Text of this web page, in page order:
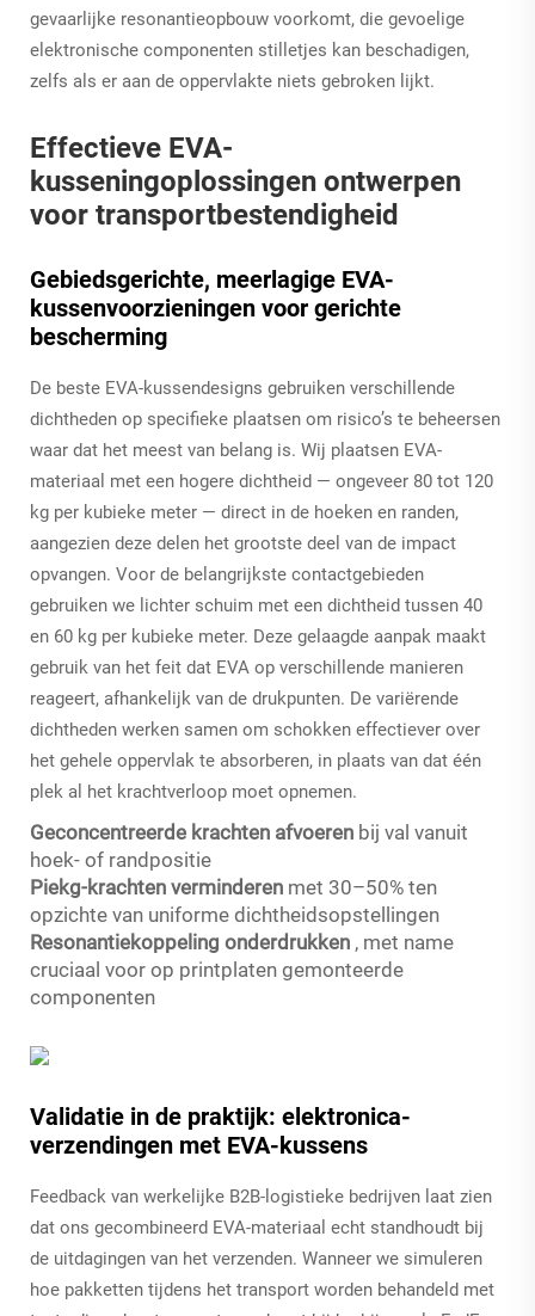
gevaarlijke resonantieopbouw voorkomt, die gevoelige
elektronische componenten stilletjes kan beschadigen,
zelfs als er aan de oppervlakte niets gebroken lijkt.
Effectieve EVA-
kusseningoplossingen ontwerpen
voor transportbestendigheid
Gebiedsgerichte, meerlagige EVA-
kussenvoorzieningen voor gerichte
bescherming
De beste EVA-kussendesigns gebruiken verschillende
dichtheden op specifieke plaatsen om risico’s te beheersen
waar dat het meest van belang is. Wij plaatsen EVA-
materiaal met een hogere dichtheid — ongeveer 80 tot 120
kg per kubieke meter — direct in de hoeken en randen,
aangezien deze delen het grootste deel van de impact
opvangen. Voor de belangrijkste contactgebieden
gebruiken we lichter schuim met een dichtheid tussen 40
en 60 kg per kubieke meter. Deze gelaagde aanpak maakt
gebruik van het feit dat EVA op verschillende manieren
reageert, afhankelijk van de drukpunten. De variërende
dichtheden werken samen om schokken effectiever over
het gehele oppervlak te absorberen, in plaats van dat één
plek al het krachtverloop moet opnemen.
Geconcentreerde krachten afvoeren bij val vanuit
hoek- of randpositie
Piekg-krachten verminderen met 30–50% ten
opzichte van uniforme dichtheidsopstellingen
Resonantiekoppeling onderdrukken , met name
cruciaal voor op printplaten gemonteerde
componenten
Validatie in de praktijk: elektronica-
verzendingen met EVA-kussens
Feedback van werkelijke B2B-logistieke bedrijven laat zien
dat ons gecombineerd EVA-materiaal echt standhoudt bij
de uitdagingen van het verzenden. Wanneer we simuleren
hoe pakketten tijdens het transport worden behandeld met